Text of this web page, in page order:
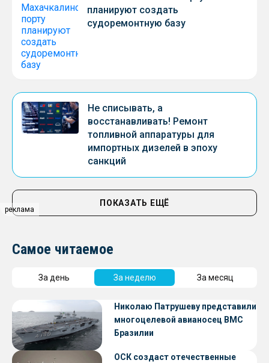
реклама
планируют создать
судоремонтную базу
Не списывать, а
восстанавливать! Ремонт
топливной аппаратуры для
импортных дизелей в эпоху
санкций
ПОКАЗАТЬ ЕЩЁ
Самое читаемое
За день За неделю За месяц
Николаю Патрушеву представили
многоцелевой авианосец ВМС
Бразилии
ОСК создаст отечественные